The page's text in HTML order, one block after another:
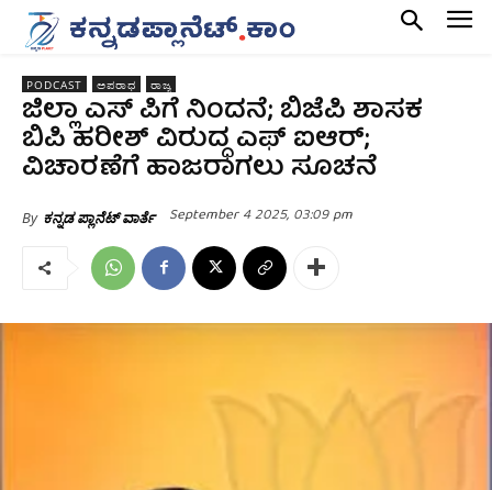
PODCAST ಅಪರಾಧ ರಾಜ್ಯ
ಜಿಲ್ಲಾ ಎಸ್‌ ಪಿಗೆ ನಿಂದನೆ; ಬಿಜೆಪಿ ಶಾಸಕ
ಬಿಪಿ ಹರೀಶ್‌ ವಿರುದ್ಧ ಎಫ್‌ ಐಆರ್;‌
ವಿಚಾರಣೆಗೆ ಹಾಜರಾಗಲು ಸೂಚನೆ
By ಕನ್ನಡ ಪ್ಲಾನೆಟ್ ವಾರ್ತೆ September 4 2025, 03:09 pm